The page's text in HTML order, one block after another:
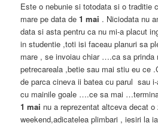
Este o nebunie si totodata si o traditie
mare pe data de1 mai . Niciodata nu
data si asta pentru ca nu mi-a placut
in studentie ,toti isi faceau planuri sa
mare , se invoiau chiar ….ca sa prinda
petrecareala ,betie sau mai stiu eu ce
de parca cineva ii batea cu parul sau
cu mainile goale ….ce sa mai
1 mai nu a reprezentat altceva decat
weekend,adicatelea plimbari , iesiri la